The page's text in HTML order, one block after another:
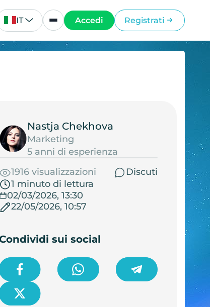
IT Accedi Registrati
Nastja Chekhova
Marketing
5 anni di esperienza
1916 visualizzazioni
Discuti
1 minuto di lettura
02/03/2026, 13:30
22/05/2026, 10:57
sui social